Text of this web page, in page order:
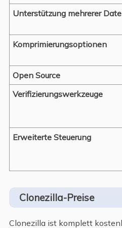
Unterstützung mehrerer
Komprimierungsoptionen
Open Source
Verifizierungswerkzeuge
Erweiterte Steuerung
Clonezilla-Preise
Clonezilla ist komplett